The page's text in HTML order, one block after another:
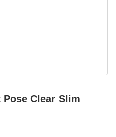
Clear Slim